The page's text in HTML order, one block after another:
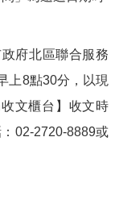
府北區聯合服務
上8點30分，以現
文櫃台】收文時
02-2720-8889或